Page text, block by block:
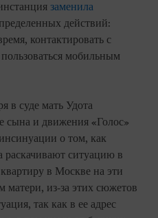
заменила
действий:
контактировать с
мобильным
в суде мать Удота
сына и движения «Голос»
о том, как
раскачивают ситуацию в
в Москве на эти
матери, из-за этих сюжетов
так как в ее адрес